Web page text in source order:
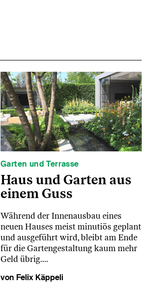
Garten und Terrasse
Haus und Garten aus
einem Guss
Während der Innenausbau eines
neuen Hauses meist minutiös geplant
und ausgeführt wird, bleibt am Ende
für die Gartengestaltung kaum mehr
Geld übrig.…
von Felix Käppeli